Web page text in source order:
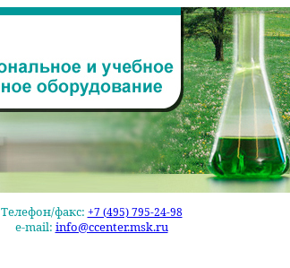
Телефон/факс: +7 (495) 795-24-98
e-mail: info@ccenter.msk.ru